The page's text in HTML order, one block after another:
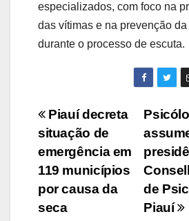
especializados, com foco na
das vítimas e na prevenção
durante o processo de escuta.
Navegação
de
Post
de
Piauí
Piauí decreta
situação de
emergência em
119 municípios
por causa da
seca